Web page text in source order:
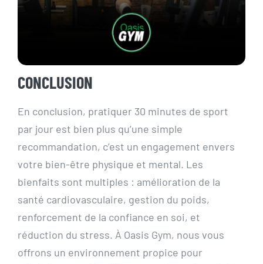
CONCLUSION
En conclusion, pratiquer 30 minutes de sport
par jour est bien plus qu’une simple
recommandation, c’est un engagement envers
votre bien-être physique et mental. Les
bienfaits sont multiples : amélioration de la
santé cardiovasculaire, gestion du poids,
renforcement de la confiance en soi, et
réduction du stress. À Oasis Gym, nous vous
offrons un environnement propice pour